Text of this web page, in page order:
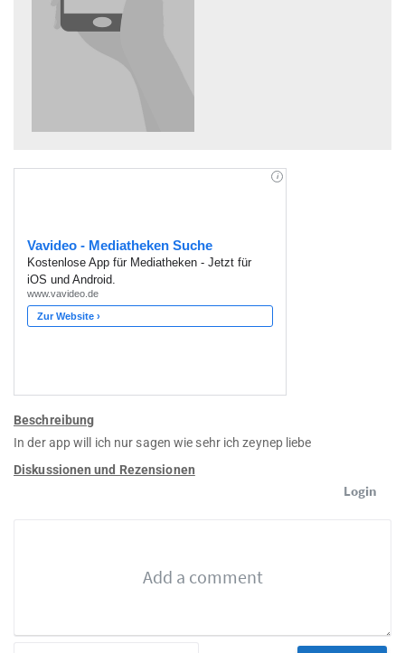
Beschreibung
In der app will ich nur sagen wie sehr ich zeynep liebe
Diskussionen und Rezensionen
Login